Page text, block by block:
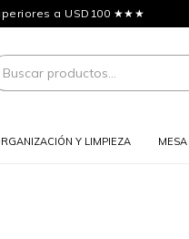
a USD100 ★★★
Y LIMPIEZA